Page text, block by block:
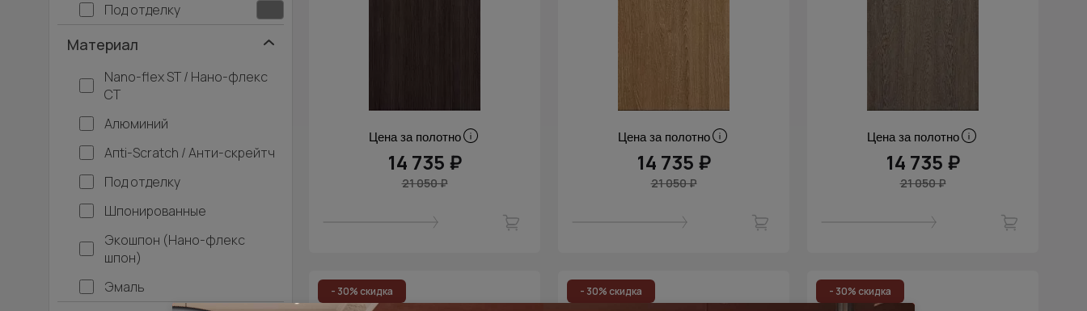
Под отделку
Материал
Nano-flex ST / Нано-флекс
СТ
Алюминий
Апti-Sсrаtсh / Анти-скрейтч
Под отделку
Шпонированные
Экошпон (Нано-флекс
шпон)
Эмаль
Цена за полотно
14 735 ₽
21 050 ₽
Цена за полотно
14 735 ₽
21 050 ₽
Цена за полотно
14 735 ₽
21 050 ₽
- 30% скидка - 30% скидка - 30% скидка